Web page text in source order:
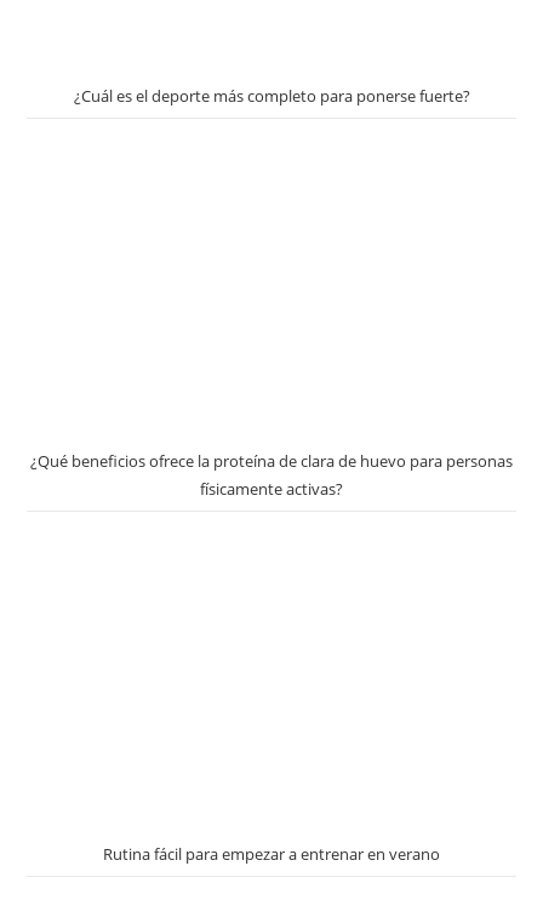
¿Cuál es el deporte más completo para ponerse fuerte?
¿Qué beneficios ofrece la proteína de clara de huevo para personas
físicamente activas?
Rutina fácil para empezar a entrenar en verano